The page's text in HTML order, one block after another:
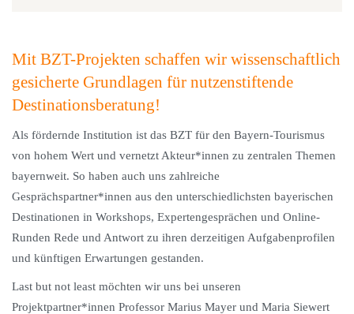
Mit BZT-Projekten schaffen wir wissenschaftlich
gesicherte Grundlagen für nutzenstiftende
Destinationsberatung!
Als fördernde Institution ist das BZT für den Bayern-Tourismus
von hohem Wert und vernetzt Akteur*innen zu zentralen Themen
bayernweit. So haben auch uns zahlreiche
Gesprächspartner*innen aus den unterschiedlichsten bayerischen
Destinationen in Workshops, Expertengesprächen und Online-
Runden Rede und Antwort zu ihren derzeitigen Aufgabenprofilen
und künftigen Erwartungen gestanden.
Last but not least möchten wir uns bei unseren
Projektpartner*innen Professor Marius Mayer und Maria Siewert